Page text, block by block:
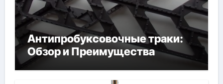
Антипробуксовочные траки:
Обзор и Преимущества